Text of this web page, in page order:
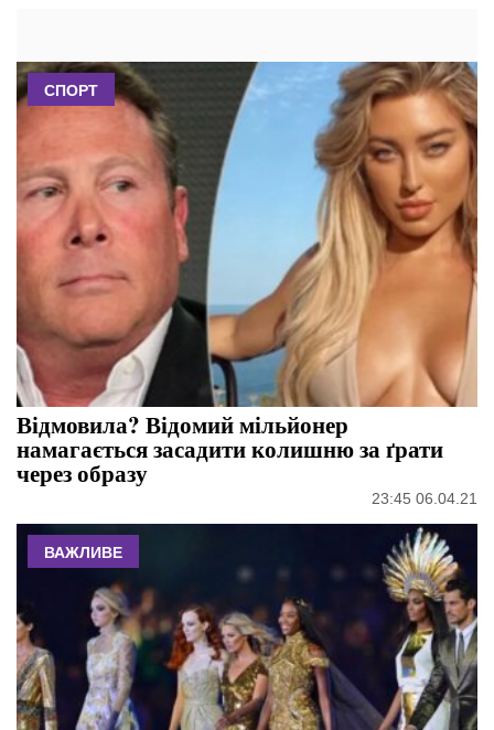
СПОРТ
Відмовила? Відомий мільйонер
намагається засадити колишню за ґрати
через образу
23:45 06.04.21
ВАЖЛИВЕ